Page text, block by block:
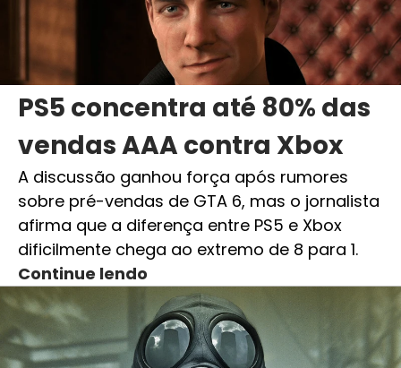
PS5 concentra até 80% das
vendas AAA contra Xbox
A discussão ganhou força após rumores
sobre pré-vendas de GTA 6, mas o jornalista
afirma que a diferença entre PS5 e Xbox
dificilmente chega ao extremo de 8 para 1.
Continue lendo